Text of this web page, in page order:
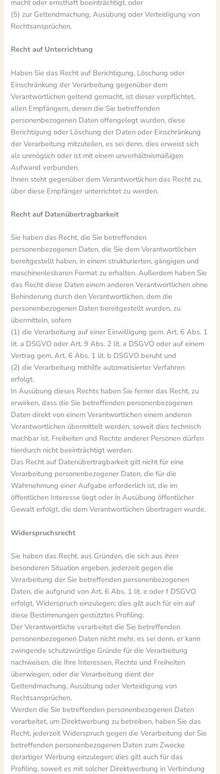
macht oder ernsthaft beeinträchtigt, oder
(5) zur Geltendmachung, Ausübung oder Verteidigung von
Rechtsansprüchen.
Recht auf Unterrichtung
Haben Sie das Recht auf Berichtigung, Löschung oder
Einschränkung der Verarbeitung gegenüber dem
Verantwortlichen geltend gemacht, ist dieser verpflichtet,
allen Empfängern, denen die Sie betreffenden
personenbezogenen Daten offengelegt wurden, diese
Berichtigung oder Löschung der Daten oder Einschränkung
der Verarbeitung mitzuteilen, es sei denn, dies erweist sich
als unmöglich oder ist mit einem unverhältnismäßigen
Aufwand verbunden.
Ihnen steht gegenüber dem Verantwortlichen das Recht zu,
über diese Empfänger unterrichtet zu werden.
Recht auf Datenübertragbarkeit
Sie haben das Recht, die Sie betreffenden
personenbezogenen Daten, die Sie dem Verantwortlichen
bereitgestellt haben, in einem strukturierten, gängigen und
maschinenlesbaren Format zu erhalten. Außerdem haben Sie
das Recht diese Daten einem anderen Verantwortlichen ohne
Behinderung durch den Verantwortlichen, dem die
personenbezogenen Daten bereitgestellt wurden, zu
übermitteln, sofern
(1) die Verarbeitung auf einer Einwilligung gem. Art. 6 Abs. 1
lit. a DSGVO oder Art. 9 Abs. 2 lit. a DSGVO oder auf einem
Vertrag gem. Art. 6 Abs. 1 lit. b DSGVO beruht und
(2) die Verarbeitung mithilfe automatisierter Verfahren
erfolgt.
In Ausübung dieses Rechts haben Sie ferner das Recht, zu
erwirken, dass die Sie betreffenden personenbezogenen
Daten direkt von einem Verantwortlichen einem anderen
Verantwortlichen übermittelt werden, soweit dies technisch
machbar ist. Freiheiten und Rechte anderer Personen dürfen
hierdurch nicht beeinträchtigt werden.
Das Recht auf Datenübertragbarkeit gilt nicht für eine
Verarbeitung personenbezogener Daten, die für die
Wahrnehmung einer Aufgabe erforderlich ist, die im
öffentlichen Interesse liegt oder in Ausübung öffentlicher
Gewalt erfolgt, die dem Verantwortlichen übertragen wurde.
Widerspruchsrecht
Sie haben das Recht, aus Gründen, die sich aus ihrer
besonderen Situation ergeben, jederzeit gegen die
Verarbeitung der Sie betreffenden personenbezogenen
Daten, die aufgrund von Art. 6 Abs. 1 lit. e oder f DSGVO
erfolgt, Widerspruch einzulegen; dies gilt auch für ein auf
diese Bestimmungen gestütztes Profiling.
Der Verantwortliche verarbeitet die Sie betreffenden
personenbezogenen Daten nicht mehr, es sei denn, er kann
zwingende schutzwürdige Gründe für die Verarbeitung
nachweisen, die Ihre Interessen, Rechte und Freiheiten
überwiegen, oder die Verarbeitung dient der
Geltendmachung, Ausübung oder Verteidigung von
Rechtsansprüchen.
Werden die Sie betreffenden personenbezogenen Daten
verarbeitet, um Direktwerbung zu betreiben, haben Sie das
Recht, jederzeit Widerspruch gegen die Verarbeitung der Sie
betreffenden personenbezogenen Daten zum Zwecke
derartiger Werbung einzulegen; dies gilt auch für das
Profiling, soweit es mit solcher Direktwerbung in Verbindung